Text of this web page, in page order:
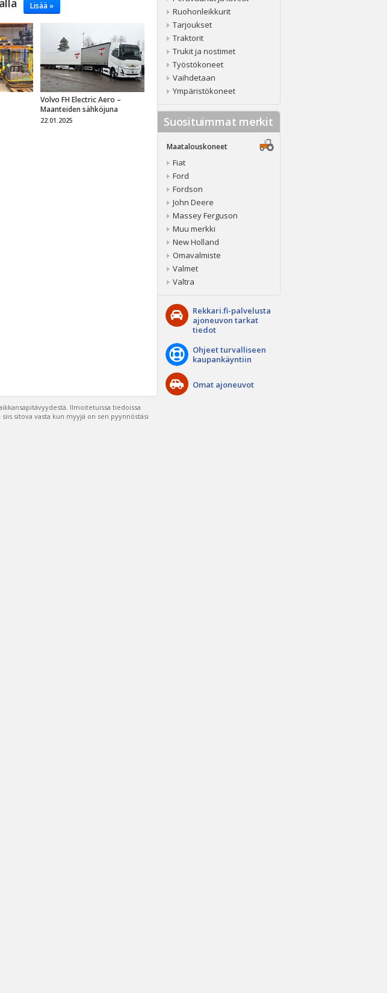
Lisää »
Volvo FH Electric Aero –
Maanteiden sähköjuna
22.01.2025
Ilmoitetuissa tiedoissa
sitova vasta kun myyjä on sen pyynnöstäsi
Ruohonleikkurit
Tarjoukset
Traktorit
Trukit ja nostimet
Työstökoneet
Vaihdetaan
Ympäristökoneet
Suosituimmat merkit
Maatalouskoneet
Fiat
Ford
Fordson
John Deere
Massey Ferguson
Muu merkki
New Holland
Omavalmiste
Valmet
Valtra
Rekkari.fi-palvelusta
ajoneuvon tarkat
tiedot
Ohjeet turvalliseen
kaupankäyntiin
Omat ajoneuvot